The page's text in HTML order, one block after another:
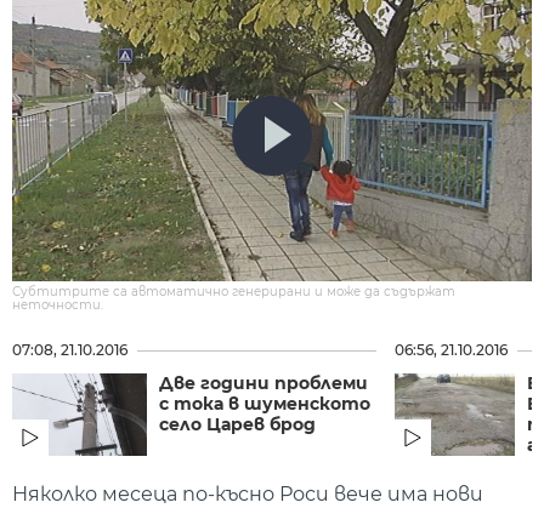
Субтитрите са автоматично генерирани и може да съдържат
неточности.
07:08, 21.10.2016
Две години проблеми
с тока в шуменското
село Царев брод
06:56, 21.10.2016
Няколко месеца по-късно Роси вече има нови